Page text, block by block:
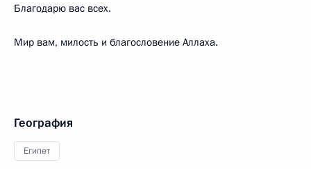
Благодарю вас всех.
Мир вам, милость и благословение Аллаха.
География
Египет